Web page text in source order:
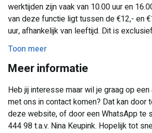
werktijden zijn vaak van 10.00 uur en
van deze functie ligt tussen de €12,- en
uur, afhankelijk van leeftijd. Dit is
vakantie uren. Er zijn meerdere diensten
beschikbaar. Dus je aanmelden met een
Kan je incidenteel werken? Of één van
aanmelden!
Toon meer
Meer informatie
Heb jij interesse maar wil je graag op
met ons in contact komen? Dat kan door
deze website, of door een WhatsApp te
444 98 t.a.v. Nina Keupink. Hopelijk tot